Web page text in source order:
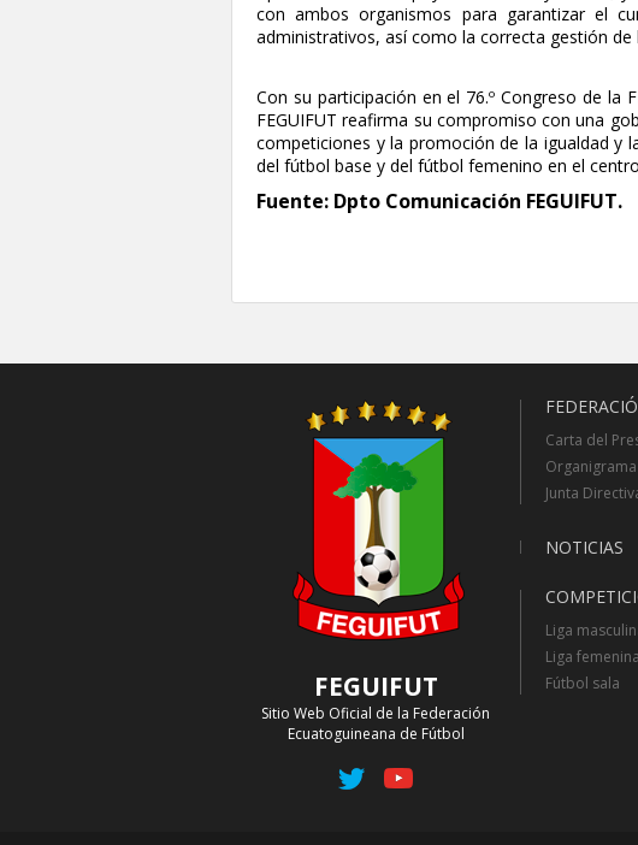
con ambos organismos para garantizar el
administrativos, así como la correcta gestión de
Con su participación en el 76.º Congreso de la
FEGUIFUT reafirma su compromiso con una
competiciones y la promoción de la igualdad y
del fútbol base y del fútbol femenino en el
Fuente: Dpto Comunicación FEGUIFUT.
FEGUIFUT
Sitio Web Oficial de la Federación
Ecuatoguineana de Fútbol
Carta del
Organigrama
Junta
NOTICIAS
Liga
Liga
Fútbol sala